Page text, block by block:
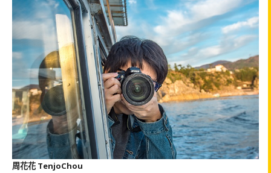
周花花 TenjoChou